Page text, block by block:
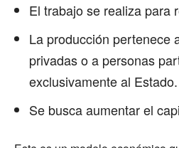
El trabajo se realiza para
La producción pertenece
privadas o a personas
exclusivamente al Estado.
Se busca aumentar el